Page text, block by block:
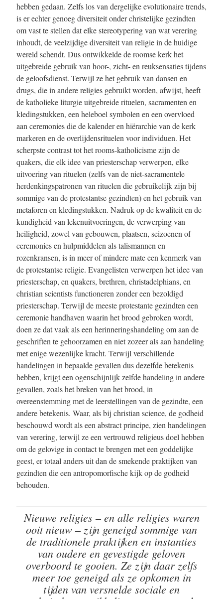
hebben gedaan. Zelfs los van dergelijke evolutionaire trends,
is er echter genoeg diversiteit onder christelijke gezindten
om vast te stellen dat elke stereotypering van wat verering
inhoudt, de veelzijdige diversiteit van religie in de huidige
wereld schendt. Dus ontwikkelde de roomse kerk het
uitgebreide gebruik van hoor-, zicht- en reuksensaties tijdens
de geloofsdienst. Terwijl ze het gebruik van dansen en
drugs, die in andere religies gebruikt worden, afwijst, heeft
de katholieke liturgie uitgebreide rituelen, sacramenten en
kledingstukken, een heleboel symbolen en een overvloed
aan ceremonies die de kalender en hiërarchie van de kerk
markeren en de overlijdensrituelen voor individuen. Het
scherpste contrast tot het rooms-katholicisme zijn de
quakers, die elk idee van priesterschap verwerpen, elke
uitvoering van rituelen (zelfs van de niet-sacramentele
herdenkingspatronen van rituelen die gebruikelijk zijn bij
sommige van de protestantse gezindten) en het gebruik van
metaforen en kledingstukken. Nadruk op de kwaliteit en de
kundigheid van lekenuitvoeringen, de verwerping van
heiligheid, zowel van gebouwen, plaatsen, seizoenen of
ceremonies en hulpmiddelen als talismannen en
rozenkransen, is in meer of mindere mate een kenmerk van
de protestantse religie. Evangelisten verwerpen het idee van
priesterschap, en quakers, brethren, christadelphians, en
christian scientists functioneren zonder een bezoldigd
priesterschap. Terwijl de meeste protestante gezindten een
ceremonie handhaven waarin het brood gebroken wordt,
doen ze dat vaak als een herinneringshandeling om aan de
geschriften te gehoorzamen en niet zozeer als aan handeling
met enige wezenlijke kracht. Terwijl verschillende
handelingen in bepaalde gevallen dus dezelfde betekenis
hebben, krijgt een ogenschijnlijk zelfde handeling in andere
gevallen, zoals het breken van het brood, in
overeenstemming met de leerstellingen van de gezindte, een
andere betekenis. Waar, als bij christian science, de godheid
beschouwd wordt als een abstract principe, zien handelingen
van verering, terwijl ze een vertrouwd religieus doel hebben
om de gelovige in contact te brengen met een goddelijke
geest, er totaal anders uit dan de smekende praktijken van
gezindten die een antropomorfische kijk op de godheid
behouden.
Nieuwe religies – en alle religies waren
ooit nieuw – zijn geneigd sommige van
de traditionele praktijken en instanties
van oudere en gevestigde geloven
overboord te gooien. Ze zijn daar zelfs
meer toe geneigd als ze opkomen in
tijden van versnelde sociale en